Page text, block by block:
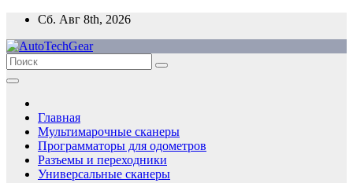
Перейти
содержимому
Сб. Авг 8th, 2026
Главная
Мультимарочные сканеры
Программаторы для одометров
Разъемы и переходники
Универсальные сканеры